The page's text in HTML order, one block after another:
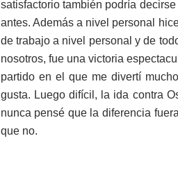
satisfactorio también podría
antes. Además a nivel personal
de trabajo a nivel personal y de
nosotros, fue una victoria
partido en el que me divertí
gusta. Luego difícil, la ida contra
nunca pensé que la diferencia
que no.